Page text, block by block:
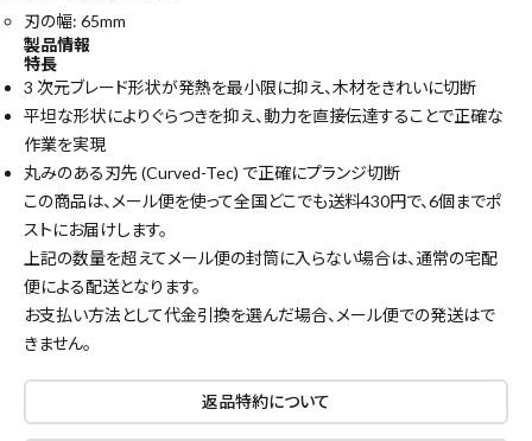
キーワードから探す
ブランドから探す
刃の幅: 65mm
製品情報
特長
3 次元ブレード形状が発熱を最小限に抑え、木材をきれいに切断
平坦な形状によりぐらつきを抑え、動力を直接伝達することで正確な
作業を実現
丸みのある刃先 (Curved-Tec) で正確にプランジ切断
この商品は、メール便を使って全国どこでも送料430円で、6個までポ
ストにお届けします。
上記の数量を超えてメール便の封筒に入らない場合は、通常の宅配
便による配送となります。
お支払い方法として代金引換を選んだ場合、メール便での発送はで
きません。
返品特約について